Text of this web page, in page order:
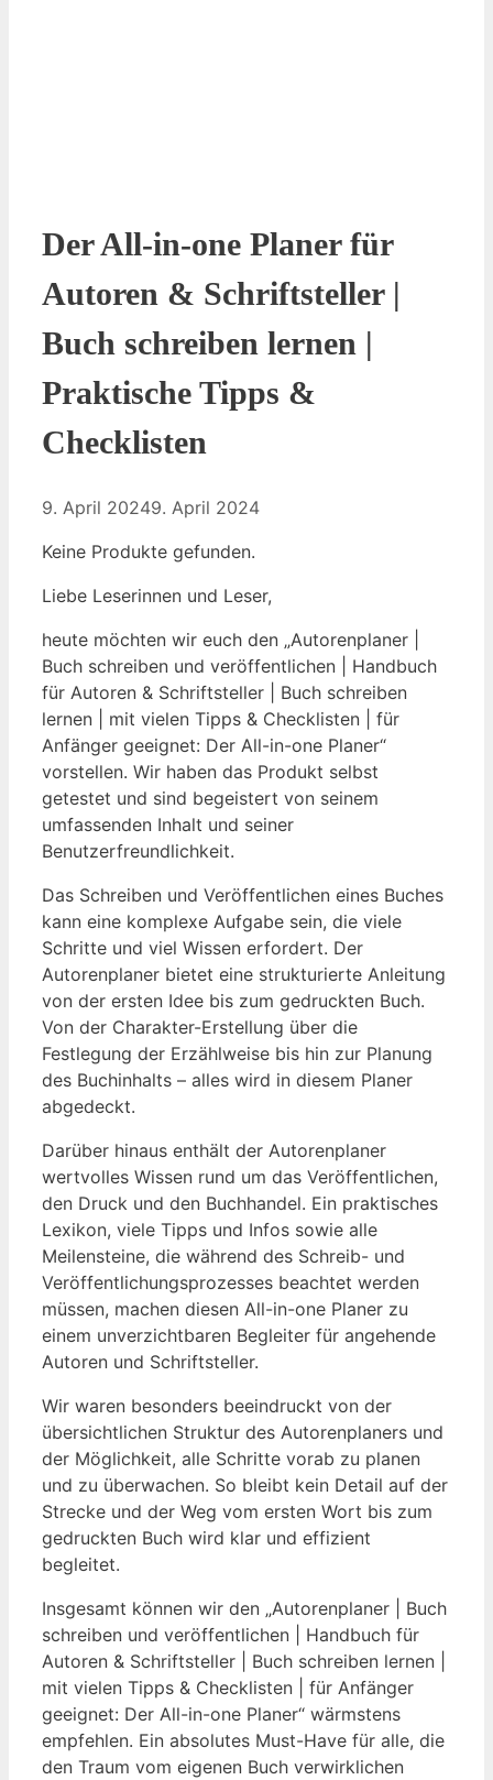
Der All-in-one Planer für
Autoren & Schriftsteller |
Buch schreiben lernen |
Praktische Tipps &
Checklisten
9. April 20249. April 2024
Keine Produkte gefunden.
Liebe Leserinnen und Leser,
heute möchten wir euch den „Autorenplaner |
Buch schreiben und veröffentlichen | Handbuch
für Autoren & Schriftsteller | Buch schreiben
lernen | mit vielen Tipps & Checklisten | für
Anfänger geeignet: Der All-in-one Planer“
vorstellen. Wir haben das Produkt selbst
getestet und sind begeistert von seinem
umfassenden Inhalt und seiner
Benutzerfreundlichkeit.
Das Schreiben und Veröffentlichen eines Buches
kann eine komplexe Aufgabe sein, die viele
Schritte und viel Wissen erfordert. Der
Autorenplaner bietet eine strukturierte Anleitung
von der ersten Idee bis zum gedruckten Buch.
Von der Charakter-Erstellung über die
Festlegung der Erzählweise bis hin zur Planung
des Buchinhalts – alles wird in diesem Planer
abgedeckt.
Darüber hinaus enthält der Autorenplaner
wertvolles Wissen rund um das Veröffentlichen,
den Druck und den Buchhandel. Ein praktisches
Lexikon, viele Tipps und Infos sowie alle
Meilensteine, die während des Schreib- und
Veröffentlichungsprozesses beachtet werden
müssen, machen diesen All-in-one Planer zu
einem unverzichtbaren Begleiter für angehende
Autoren und Schriftsteller.
Wir waren besonders beeindruckt von der
übersichtlichen Struktur des Autorenplaners und
der Möglichkeit, alle Schritte vorab zu planen
und zu überwachen. So bleibt kein Detail auf der
Strecke und der Weg vom ersten Wort bis zum
gedruckten Buch wird klar und effizient
begleitet.
Insgesamt können wir den „Autorenplaner | Buch
schreiben und veröffentlichen | Handbuch für
Autoren & Schriftsteller | Buch schreiben lernen |
mit vielen Tipps & Checklisten | für Anfänger
geeignet: Der All-in-one Planer“ wärmstens
empfehlen. Ein absolutes Must-Have für alle, die
den Traum vom eigenen Buch verwirklichen